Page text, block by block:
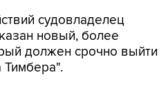
судовладелец
новый, более
должен срочно выйти
Тимбера".